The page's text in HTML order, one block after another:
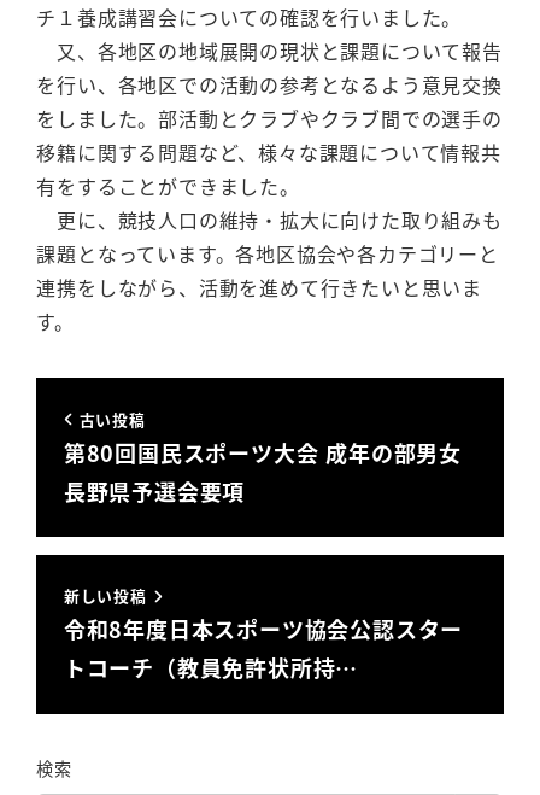
チ１養成講習会についての確認を行いました。
又、各地区の地域展開の現状と課題について報告
を行い、各地区での活動の参考となるよう意見交換
をしました。部活動とクラブやクラブ間での選手の
移籍に関する問題など、様々な課題について情報共
有をすることができました。
更に、競技人口の維持・拡大に向けた取り組みも
課題となっています。各地区協会や各カテゴリーと
連携をしながら、活動を進めて行きたいと思いま
す。
古い投稿
第80回国民スポーツ大会 成年の部男女
長野県予選会要項
新しい投稿
令和8年度日本スポーツ協会公認スター
トコーチ（教員免許状所持…
検索